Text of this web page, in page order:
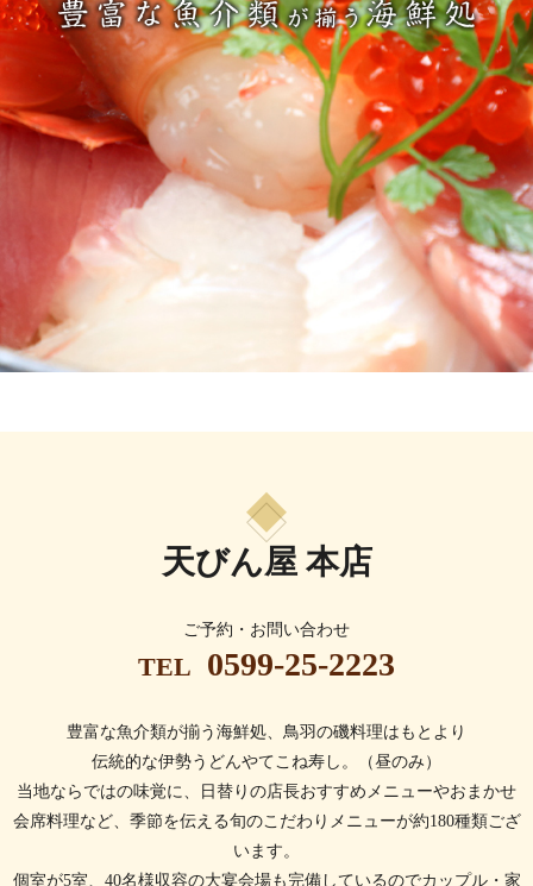
天びん屋 本店
ご予約・お問い合わせ
TEL 0599-25-2223
豊富な魚介類が揃う海鮮処、鳥羽の磯料理はもとより
伝統的な伊勢うどんやてこね寿し。（昼のみ）
当地ならではの味覚に、日替りの店長おすすめメニューやおまかせ
会席料理など、 季節を伝える旬のこだわりメニューが約180種類ござ
います。
個室が5室、40名様収容の大宴会場も完備しているのでカップル・家